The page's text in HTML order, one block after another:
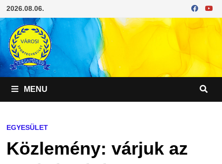
Skip
to
content
2026.08.06.
MENU
EGYESÜLET
Közlemény: várjuk az